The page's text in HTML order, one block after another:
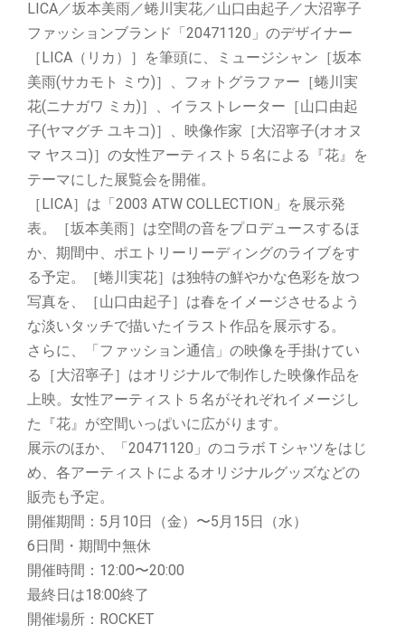
LICA／坂本美雨／蜷川実花／山口由起子／大沼寧子
ファッションブランド「20471120」のデザイナー
［LICA（リカ）］を筆頭に、ミュージシャン［坂本
美雨(サカモト ミウ)］、フォトグラファー［蜷川実
花(ニナガワ ミカ)］、イラストレーター［山口由起
子(ヤマグチ ユキコ)］、映像作家［大沼寧子(オオヌ
マ ヤスコ)］の女性アーティスト５名による『花』を
テーマにした展覧会を開催。
［LICA］は「2003 ATW COLLECTION」を展示発
表。［坂本美雨］は空間の音をプロデュースするほ
か、期間中、ポエトリーリーディングのライブをす
る予定。［蜷川実花］は独特の鮮やかな色彩を放つ
写真を、［山口由起子］は春をイメージさせるよう
な淡いタッチで描いたイラスト作品を展示する。
さらに、「ファッション通信」の映像を手掛けてい
る［大沼寧子］はオリジナルで制作した映像作品を
上映。女性アーティスト５名がそれぞれイメージし
た『花』が空間いっぱいに広がります。
展示のほか、「20471120」のコラボＴシャツをはじ
め、各アーティストによるオリジナルグッズなどの
販売も予定。
開催期間：5月10日（金）〜5月15日（水）
6日間・期間中無休
開催時間：12:00〜20:00
最終日は18:00終了
開催場所：ROCKET